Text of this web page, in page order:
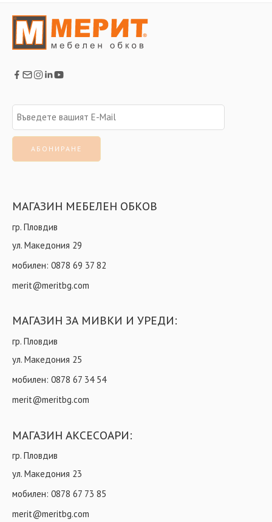
МАГАЗИН МЕБЕЛЕН ОБКОВ
гр. Пловдив
ул. Македония 29
мобилен: 0878 69 37 82
merit@meritbg.com
МАГАЗИН ЗА МИВКИ И УРЕДИ:
гр. Пловдив
ул. Македония 25
мобилен: 0878 67 34 54
merit@meritbg.com
МАГАЗИН АКСЕСОАРИ:
гр. Пловдив
ул. Македония 23
мобилен: 0878 67 73 85
merit@meritbg.com